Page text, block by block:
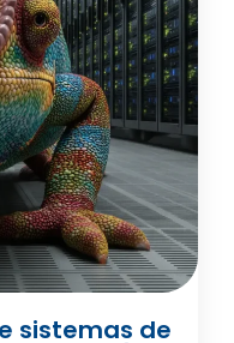
sistemas de